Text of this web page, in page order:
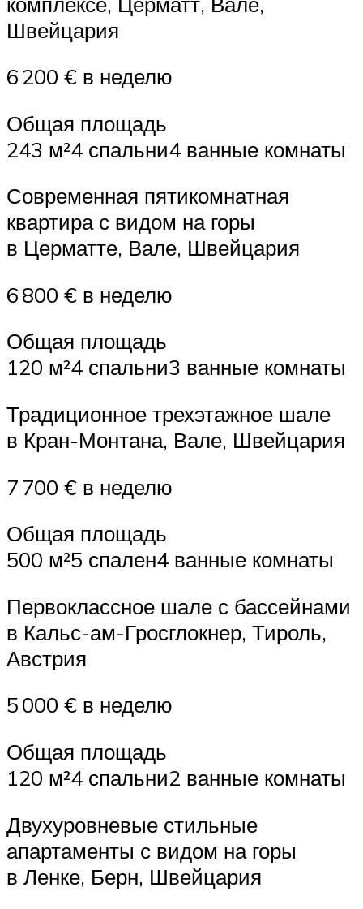
Швейцария
6 200 € в неделю
Общая площадь
243 м²4 спальни4 ванные комнаты
Современная пятикомнатная
квартира с видом на горы
в Церматте, Вале, Швейцария
6 800 € в неделю
Общая площадь
120 м²4 спальни3 ванные комнаты
Традиционное трехэтажное шале
в Кран-Монтана, Вале, Швейцария
7 700 € в неделю
Общая площадь
500 м²5 спален4 ванные комнаты
Первоклассное шале с бассейнами
в Кальс-ам-Гросглокнер, Тироль,
Австрия
5 000 € в неделю
Общая площадь
120 м²4 спальни2 ванные комнаты
Двухуровневые стильные
апартаменты с видом на горы
в Ленке, Берн, Швейцария